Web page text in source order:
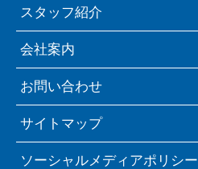
スタッフ紹介
会社案内
お問い合わせ
サイトマップ
ソーシャルメディアポリシー